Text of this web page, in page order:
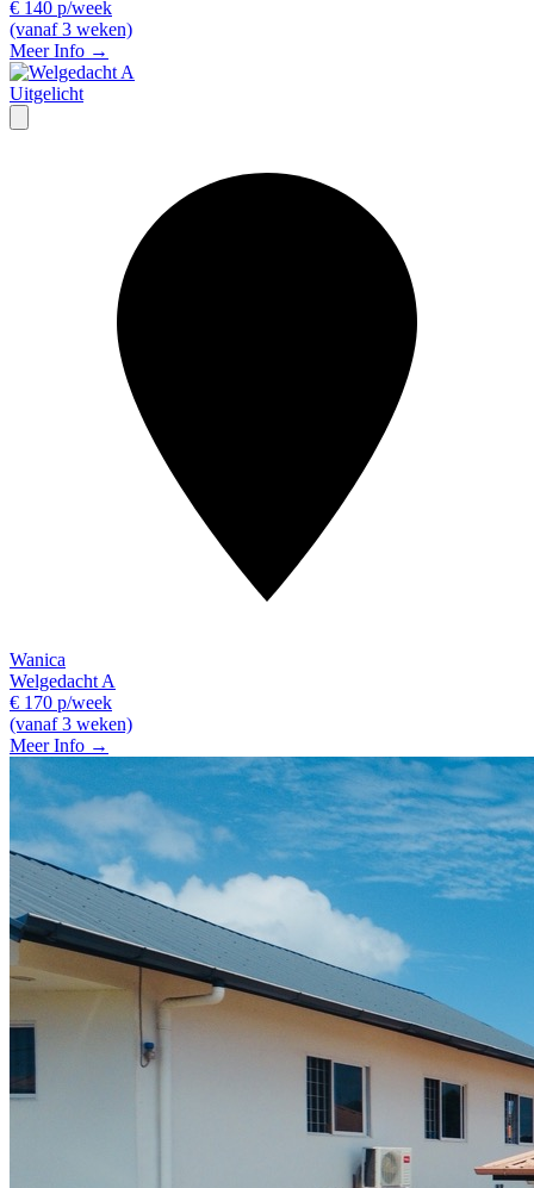
€ 140 p/week
(vanaf 3 weken)
Meer Info →
Uitgelicht
Wanica
Welgedacht A
€ 170 p/week
(vanaf 3 weken)
Meer Info →